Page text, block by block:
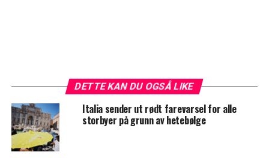
DETTE KAN DU OGSÅ LIKE
Italia sender ut rødt farevarsel for alle
storbyer på grunn av hetebølge